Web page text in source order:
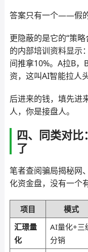
答案只有一个——假的
更隐蔽的是它的“策
的内部培训资料显示
间推拿10%。A拉B
资，这叫AI智能拉人头
后进来的钱，填先
人，你是接盘人。
四、同类对比
了
笔者查阅骗局揭秘网
化资金盘，没有一个
项目 模式
汇璟量
化
AI量化+三
分销